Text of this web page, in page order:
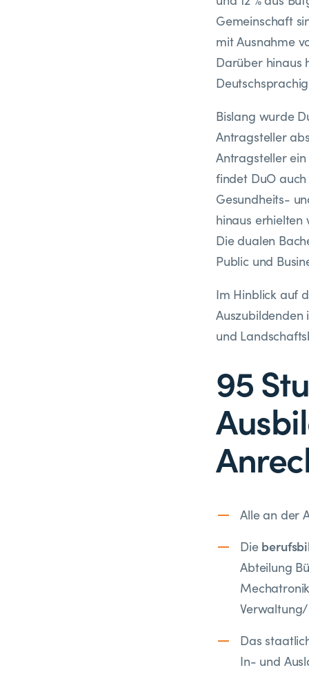
Gemeinschaft
mit Ausnahme
Darüber hinaus
Bislang wurde
Antragsteller
Antragsteller
findet DuO
Gesundheits-
hinaus erhielten
Die dualen
Public und
Im Hinblick auf
und
95
Alle an der
Die
Abteilung
Das
In- und